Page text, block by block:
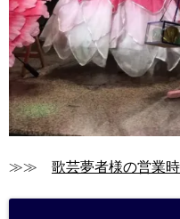
≫≫ 歌芸夢者様の営業